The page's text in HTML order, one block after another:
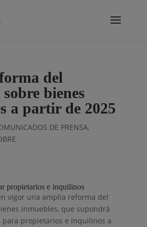
del
bienes
a partir de 2025
DE PRENSA,
propietarios e inquilinos
vigor una amplia reforma del
inmuebles, que supondrá
para propietarios e inquilinos a